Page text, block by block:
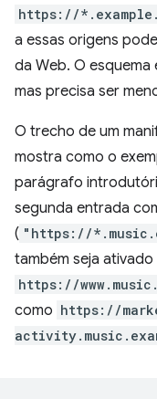
https://
a essas origens
da Web. O
mas precisa ser
O trecho de um
mostra como o
parágrafo
segunda entrada
( "https://
também seja ativado
https://
como https://